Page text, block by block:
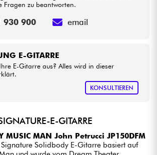
E-GITARRE
E-Gitarre aus? Alles wird in dieser
KONSULTIEREN
Fragen zu beantworten.
930 900 email
E-GITARRE
MUSIC MAN John Petrucci JP150DFM
Signature Solidbody E-Gitarre basiert auf